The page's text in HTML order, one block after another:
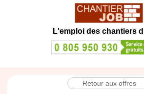
L'emploi des chantiers
Retour aux offres